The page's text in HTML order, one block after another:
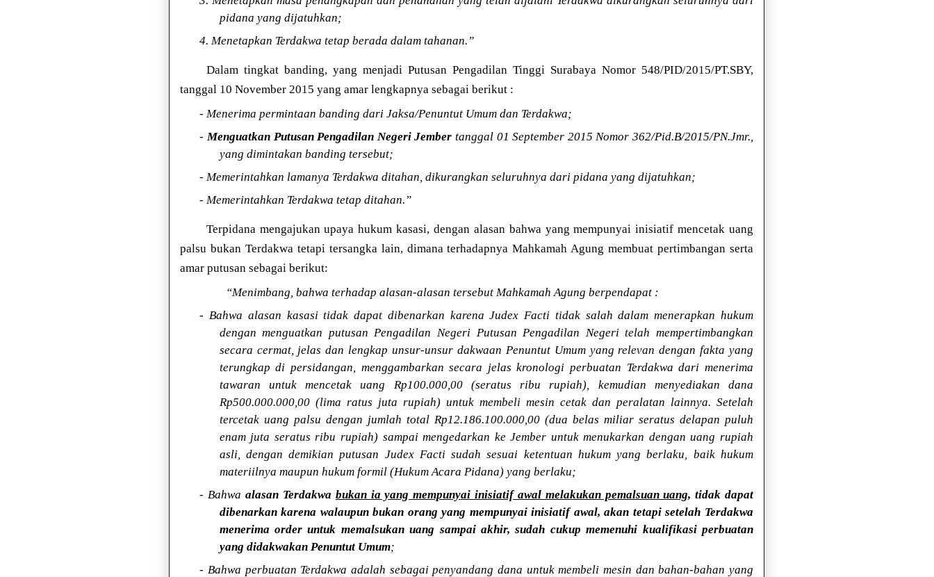
pidana yang dijatuhkan;
4. Menetapkan Terdakwa tetap berada dalam tahanan.”
Dalam tingkat banding, yang menjadi Putusan Pengadilan Tinggi Surabaya Nomor 548/PID/2015/PT.SBY,
tanggal 10 November 2015 yang amar lengkapnya sebagai berikut :
- Menerima permintaan banding dari Jaksa/Penuntut Umum dan Terdakwa;
-Menguatkan Putusan Pengadilan Negeri Jember tanggal 01 September 2015 Nomor 362/Pid.B/2015/PN.Jmr.,
yang dimintakan banding tersebut;
- Memerintahkan lamanya Terdakwa ditahan, dikurangkan seluruhnya dari pidana yang dijatuhkan;
- Memerintahkan Terdakwa tetap ditahan.”
Terpidana mengajukan upaya hukum kasasi, dengan alasan bahwa yang mempunyai inisiatif mencetak uang
palsu bukan Terdakwa tetapi tersangka lain, dimana terhadapnya Mahkamah Agung membuat pertimbangan serta
amar putusan sebagai berikut:
“Menimbang, bahwa terhadap alasan-alasan tersebut Mahkamah Agung berpendapat :
- Bahwa alasan kasasi tidak dapat dibenarkan karena Judex Facti tidak salah dalam menerapkan hukum
dengan menguatkan putusan Pengadilan Negeri Putusan Pengadilan Negeri telah mempertimbangkan
secara cermat, jelas dan lengkap unsur-unsur dakwaan Penuntut Umum yang relevan dengan fakta yang
terungkap di persidangan, menggambarkan secara jelas kronologi perbuatan Terdakwa dari menerima
tawaran untuk mencetak uang Rp100.000,00 (seratus ribu rupiah), kemudian menyediakan dana
Rp500.000.000,00 (lima ratus juta rupiah) untuk membeli mesin cetak dan peralatan lainnya. Setelah
tercetak uang palsu dengan jumlah total Rp12.186.100.000,00 (dua belas miliar seratus delapan puluh
enam juta seratus ribu rupiah) sampai mengedarkan ke Jember untuk menukarkan dengan uang rupiah
asli, dengan demikian putusan Judex Facti sudah sesuai ketentuan hukum yang berlaku, baik hukum
materiilnya maupun hukum formil (Hukum Acara Pidana) yang berlaku;
- Bahwaalasan Terdakwa bukan ia yang mempunyai inisiatif awal melakukan pemalsuan uang, tidak dapat
dibenarkan karena walaupun bukan orang yang mempunyai inisiatif awal, akan tetapi setelah Terdakwa
menerima order untuk memalsukan uang sampai akhir, sudah cukup memenuhi kualifikasi perbuatan
yang didakwakan Penuntut Umum;
- Bahwa perbuatan Terdakwa adalah sebagai penyandang dana untuk membeli mesin dan bahan-bahan yang